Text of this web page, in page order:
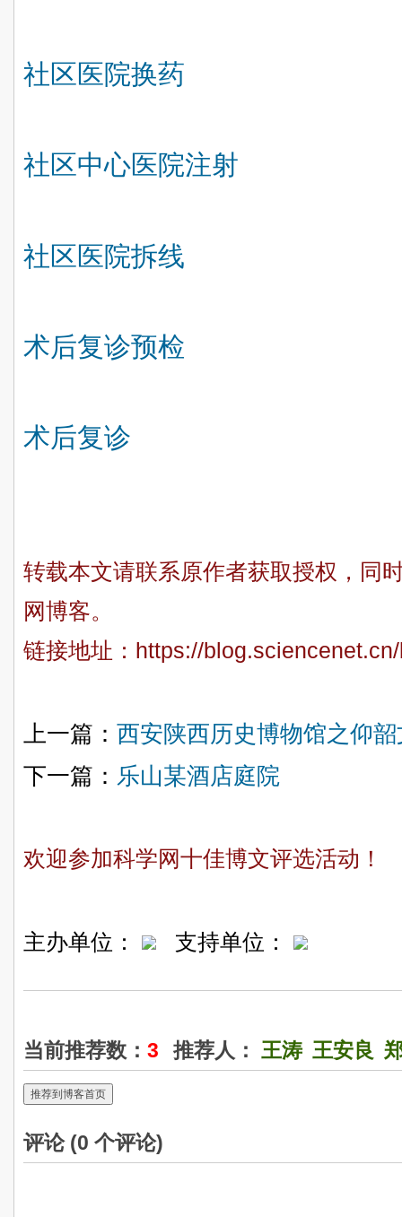
社区医院换药
社区中心医院注射
社区医院拆线
术后复诊预检
术后复诊
转载本文请联系原作者获取授权，同
网博客。
链接地址： https://
上一篇： 西安陕西历史博物馆之仰
下一篇： 乐山某酒店庭院
欢迎参加科学网十佳博文评选活动！
主办单位： 支持单位：
当前推荐数： 3 推荐人： 王涛 王安良
推荐到博客首页
评论 (0 个评论)